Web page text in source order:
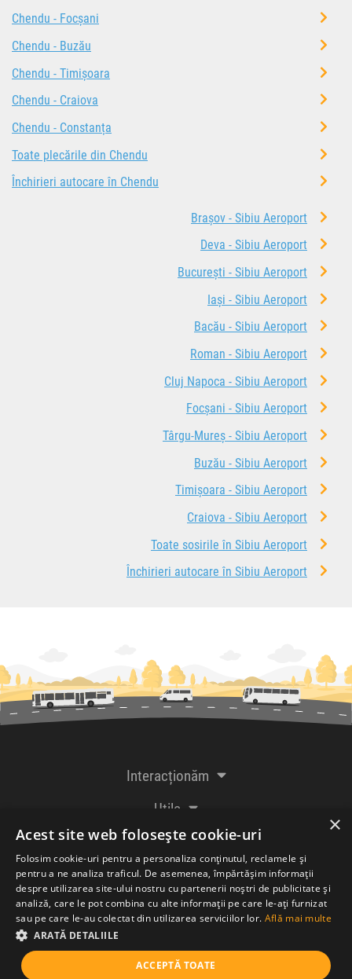
Chendu - Focșani
Chendu - Buzău
Chendu - Timișoara
Chendu - Craiova
Chendu - Constanța
Toate plecările din Chendu
Închirieri autocare în Chendu
Brașov - Sibiu Aeroport
Deva - Sibiu Aeroport
București - Sibiu Aeroport
Iași - Sibiu Aeroport
Bacău - Sibiu Aeroport
Roman - Sibiu Aeroport
Cluj Napoca - Sibiu Aeroport
Focșani - Sibiu Aeroport
Târgu-Mureș - Sibiu Aeroport
Buzău - Sibiu Aeroport
Timișoara - Sibiu Aeroport
Craiova - Sibiu Aeroport
Toate sosirile în Sibiu Aeroport
Închirieri autocare în Sibiu Aeroport
Interacționăm
Utile
De la creatorii
Acceptăm plăți cu
×
Acest site web folosește cookie-uri
Folosim cookie-uri pentru a personaliza conținutul, reclamele și
pentru a ne analiza traficul. De asemenea, împărtășim informații
despre utilizarea site-ului nostru cu partenerii noștri de publicitate și
analiză, care le pot combina cu alte informații pe care le-ați furnizat
sau pe care le-au colectat din utilizarea serviciilor lor. Află mai multe
ARATĂ DETALIILE
ACCEPTĂ TOATE